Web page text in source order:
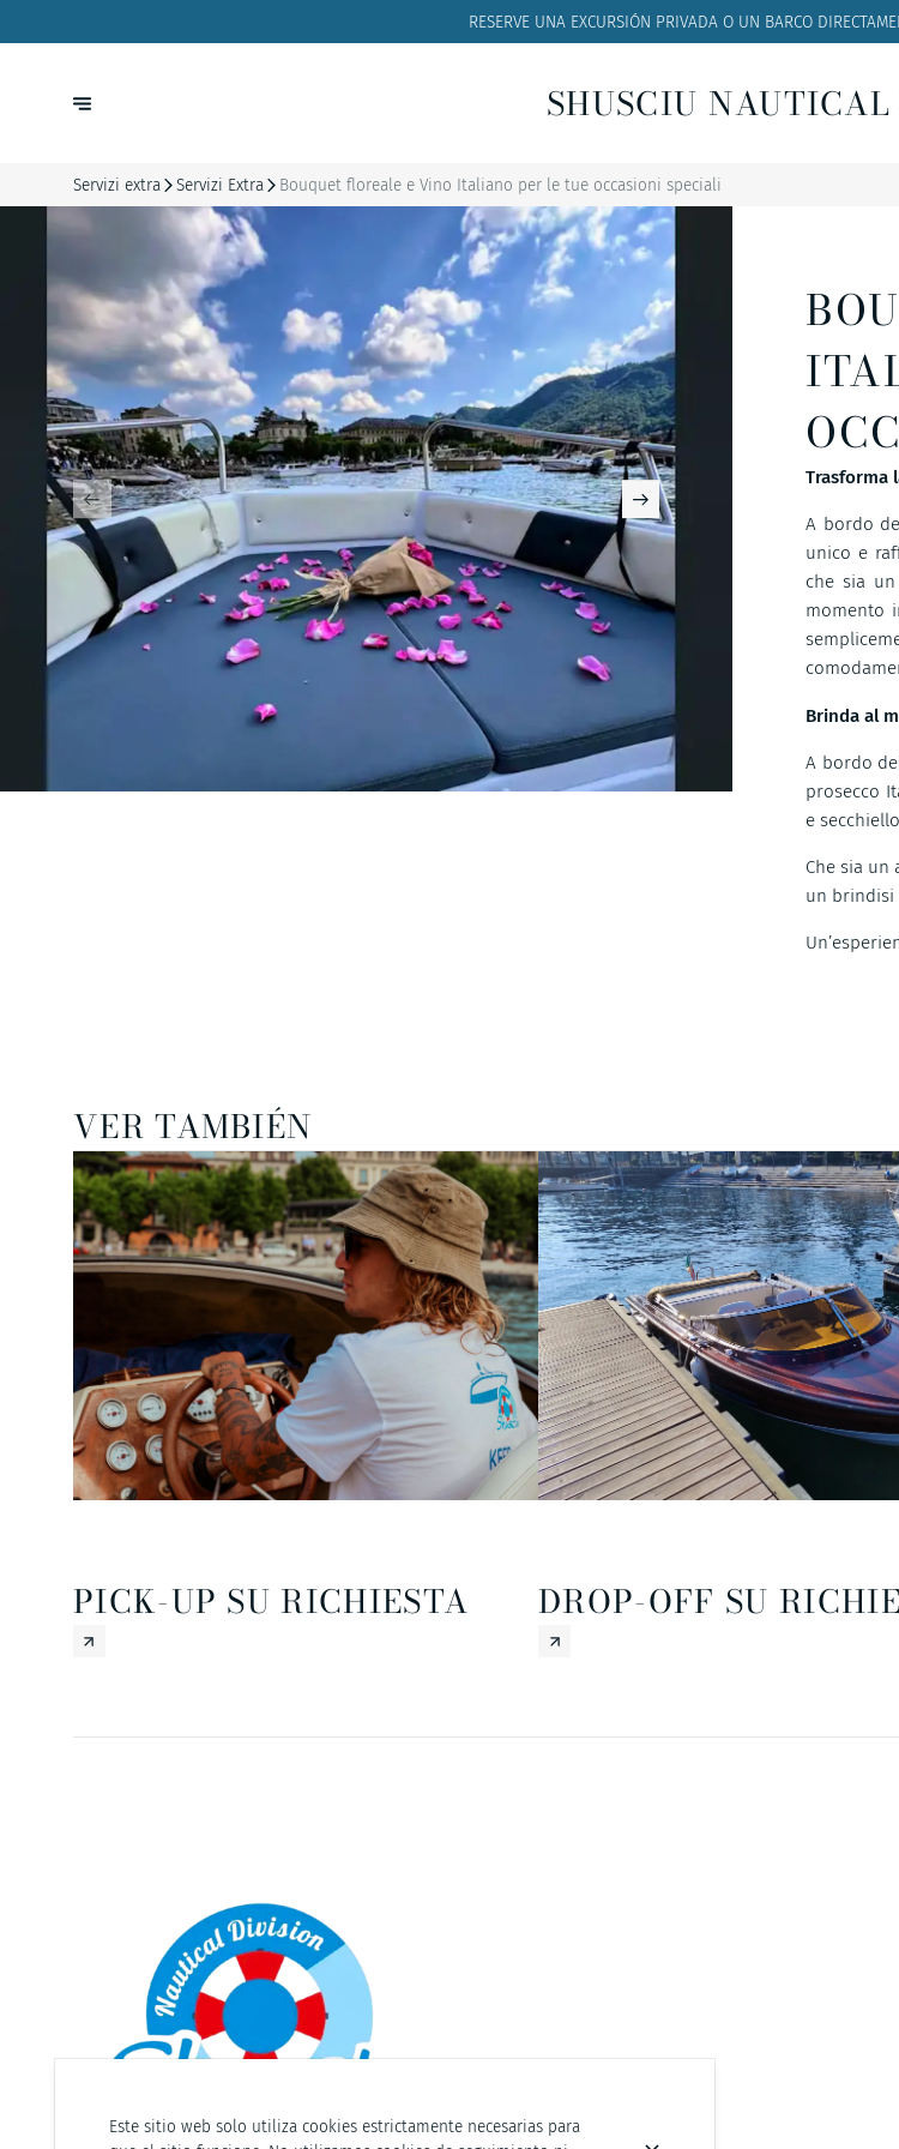
RESERVE UNA EXCURSIÓN PRIVADA O UN BARCO
SHUSCIU
Servizi extra Servizi Extra Bouquet floreale e Vino Italiano per le tue occasioni speciali
Trasforma
A bordo
unico e
che sia
momento
Brinda al
A bordo
prosecco
e
Che sia
un brindisi
VER TAMBIÉN
PICK-UP SU RICHIESTA DROP-OFF SU
Este sitio web solo utiliza cookies estrictamente necesarias para